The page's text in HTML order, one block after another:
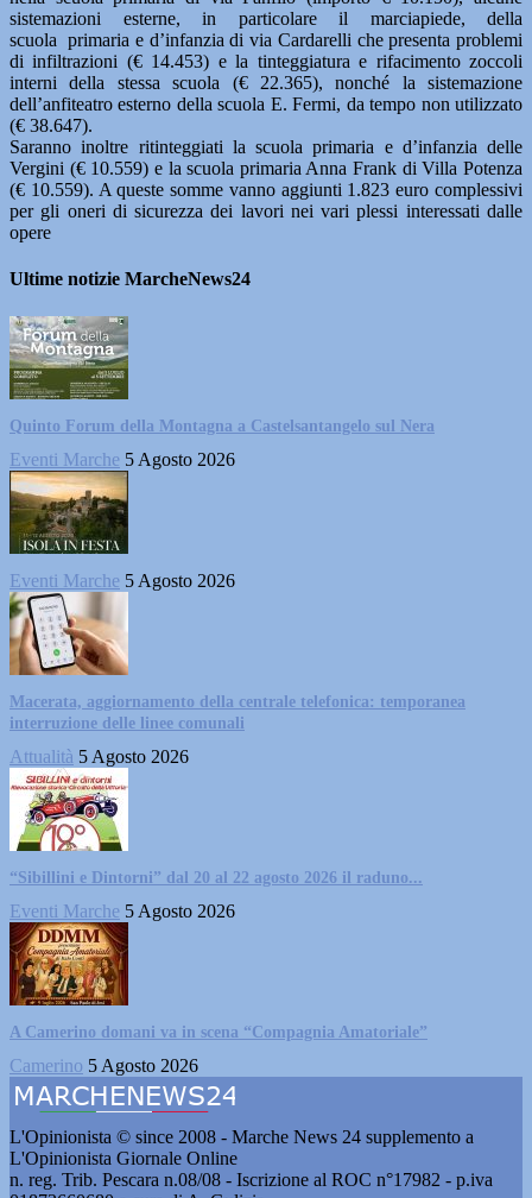
sistemazioni esterne, in particolare il marciapiede, della
scuola primaria e d’infanzia di via Cardarelli che presenta problemi
di infiltrazioni (€ 14.453) e la tinteggiatura e rifacimento zoccoli
interni della stessa scuola (€ 22.365), nonché la sistemazione
dell’anfiteatro esterno della scuola E. Fermi, da tempo non utilizzato
(€ 38.647).
Saranno inoltre ritinteggiati la scuola primaria e d’infanzia delle
Vergini (€ 10.559) e la scuola primaria Anna Frank di Villa Potenza
(€ 10.559). A queste somme vanno aggiunti 1.823 euro complessivi
per gli oneri di sicurezza dei lavori nei vari plessi interessati dalle
opere
Ultime notizie MarcheNews24
Quinto Forum della Montagna a Castelsantangelo sul Nera
Eventi Marche 5 Agosto 2026
Eventi Marche 5 Agosto 2026
Macerata, aggiornamento della centrale telefonica: temporanea
interruzione delle linee comunali
Attualità 5 Agosto 2026
“Sibillini e Dintorni” dal 20 al 22 agosto 2026 il raduno...
Eventi Marche 5 Agosto 2026
A Camerino domani va in scena “Compagnia Amatoriale”
Camerino 5 Agosto 2026
L'Opinionista © since 2008 - Marche News 24 supplemento a
L'Opinionista Giornale Online
n. reg. Trib. Pescara n.08/08 - Iscrizione al ROC n°17982 - p.iva